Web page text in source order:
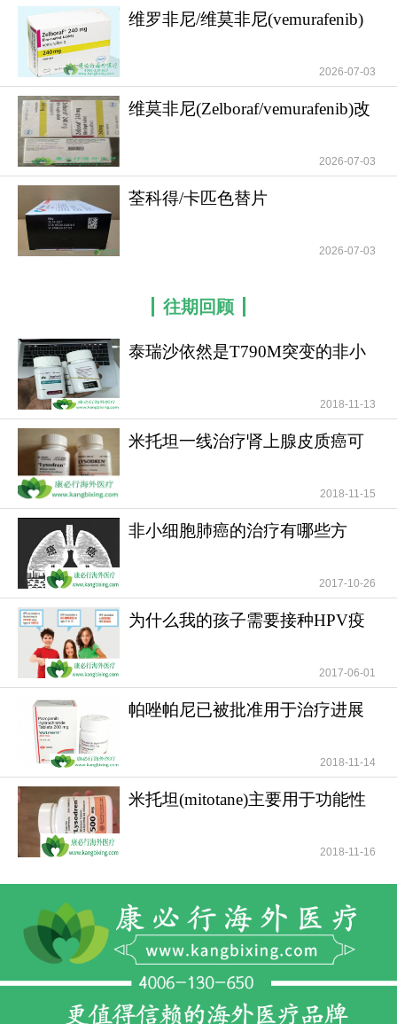
维罗非尼/维莫非尼(vemurafenib)
2026-07-03
维莫非尼(Zelboraf/vemurafenib)改
2026-07-03
荃科得/卡匹色替片
2026-07-03
往期回顾
泰瑞沙依然是T790M突变的非小
2018-11-13
米托坦一线治疗肾上腺皮质癌可
2018-11-15
非小细胞肺癌的治疗有哪些方
2017-10-26
为什么我的孩子需要接种HPV疫
2017-06-01
帕唑帕尼已被批准用于治疗进展
2018-11-14
米托坦(mitotane)主要用于功能性
2018-11-16